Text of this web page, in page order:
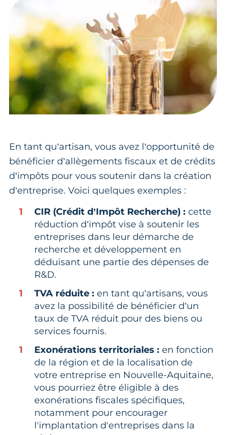
En tant qu’artisan, vous avez l’opportunité de
bénéficier d’allègements fiscaux et de crédits
d’impôts pour vous soutenir dans la création
d’entreprise. Voici quelques exemples :
CIR (Crédit d’Impôt Recherche) : cette
réduction d’impôt vise à soutenir les
entreprises dans leur démarche de
recherche et développement en
déduisant une partie des dépenses de
R&D.
TVA réduite : en tant qu’artisans, vous
avez la possibilité de bénéficier d’un
taux de TVA réduit pour des biens ou
services fournis.
Exonérations territoriales : en fonction
de la région et de la localisation de
votre entreprise en Nouvelle-Aquitaine,
vous pourriez être éligible à des
exonérations fiscales spécifiques,
notamment pour encourager
l'implantation d'entreprises dans la